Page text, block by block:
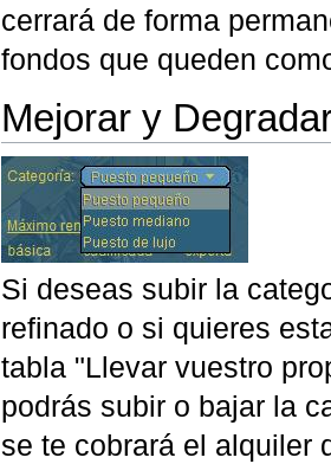
cerrará de forma
fondos que queden
Mejorar y
Si deseas subir la
refinado o si quieres
tabla "Llevar vuestro
podrás subir o bajar la
se te cobrará el alquiler